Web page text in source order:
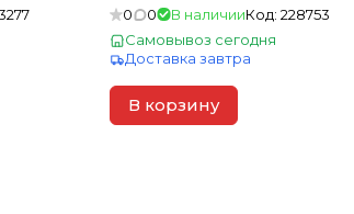
0 0 В наличииКод: 228753
Самовывоз сегодня
Доставка завтра
В корзину